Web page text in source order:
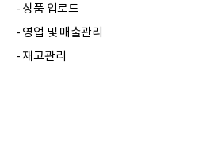
- 상품 업로드
- 영업 및 매출관리
- 재고관리